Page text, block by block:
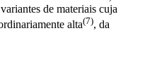
de materiais cuja
alta(7), da